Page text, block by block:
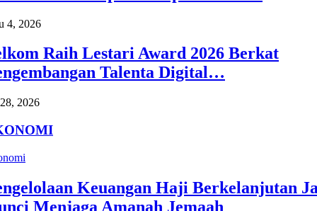
4, 2026
Raih Lestari Award 2026 Berkat
Talenta Digital…
2026
Keuangan Haji Berkelanjutan
Menjaga Amanah Jemaah